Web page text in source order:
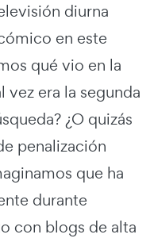
diurna
en este
qué vio en la
vez era la segunda
¿O quizás
penalización
que ha
durante
con blogs de alta